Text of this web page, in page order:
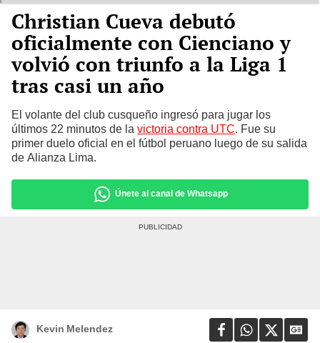
Christian Cueva debutó
oficialmente con Cienciano y
volvió con triunfo a la Liga 1
tras casi un año
El volante del club cusqueño ingresó para jugar los
últimos 22 minutos de la victoria contra UTC. Fue su
primer duelo oficial en el fútbol peruano luego de su salida
de Alianza Lima.
Únete al canal de Whatsapp
Kevin Melendez